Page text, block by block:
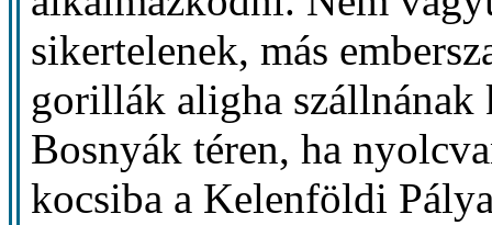
sikertelenek, más
gorillák aligha szállnának
Bosnyák téren, ha
kocsiba a Kelenföldi